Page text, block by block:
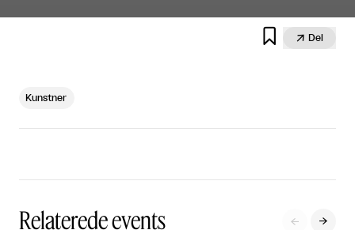
  Del
Kunstner
Relaterede events  